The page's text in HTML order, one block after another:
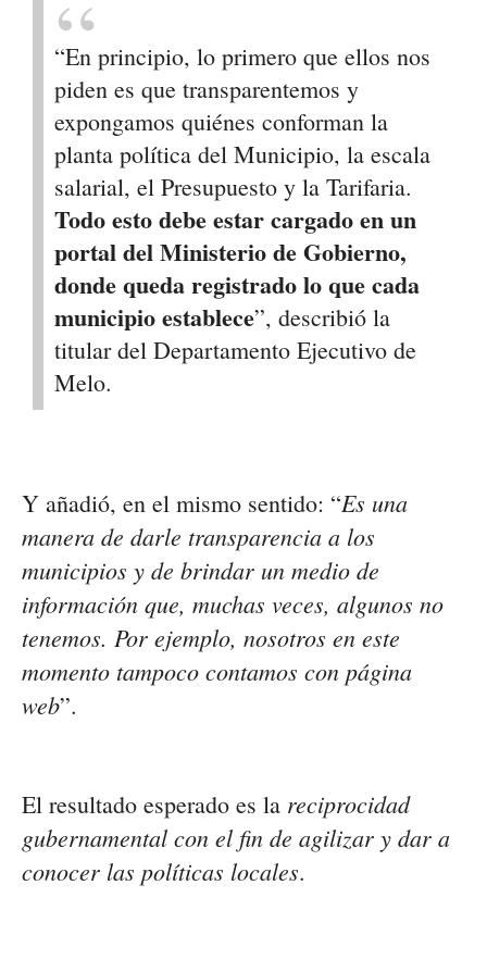
“En principio, lo primero que ellos nos
piden es que transparentemos y
expongamos quiénes conforman la
planta política del Municipio, la escala
salarial, el Presupuesto y la Tarifaria.
Todo esto debe estar cargado en un
portal del Ministerio de Gobierno,
donde queda registrado lo que cada
municipio establece”, describió la
titular del Departamento Ejecutivo de
Melo.
Y añadió, en el mismo sentido: “Es una
manera de darle transparencia a los
municipios y de brindar un medio de
información que, muchas veces, algunos no
tenemos. Por ejemplo, nosotros en este
momento tampoco contamos con página
web”.
El resultado esperado es la reciprocidad
gubernamental con el fin de agilizar y dar a
conocer las políticas locales.